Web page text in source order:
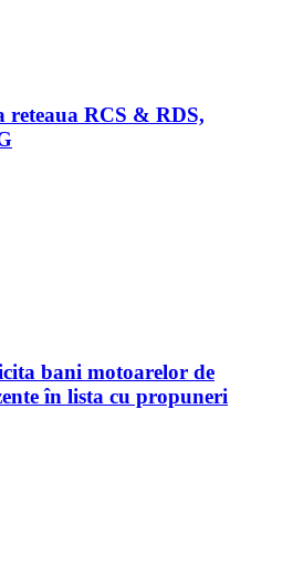
reteaua RCS & RDS,
bani motoarelor de
în lista cu propuneri